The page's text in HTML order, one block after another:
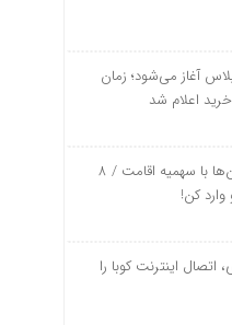
آغاز می‌شود؛ زمان
اعلام شد
کاسبی خارج‌نشین‌ها با سهمیه اقامت / ۸
وارد کن!
اینترنت کوبا را